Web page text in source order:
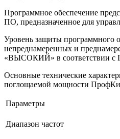
Программное обеспечение
ПО, предназначенное для
Уровень защиты программного
непреднамеренных и
«ВЫСОКИЙ» в соответствии с
Основные технические
поглощаемой мощности
Параметры
Диапазон частот